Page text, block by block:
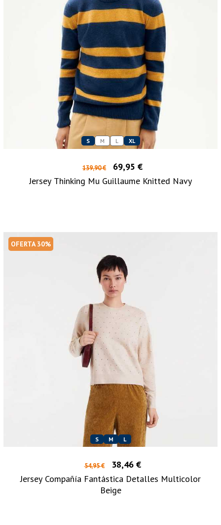
S M L XL
139,90 €
69,95 €
Jersey Thinking Mu Guillaume Knitted Navy
OFERTA 30%
S M L
54,95 €
38,46 €
Jersey Compañía Fantástica Detalles Multicolor
Beige